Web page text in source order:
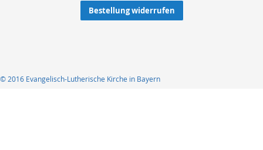
Bestellung widerrufen
© 2016 Evangelisch-Lutherische Kirche in Bayern